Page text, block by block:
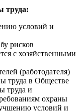
труда:
условий и
рисков
с хозяйственными
(работодателя)
труда в Обществе
труда и
охраны
условий и